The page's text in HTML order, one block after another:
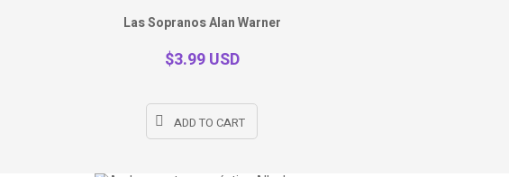
Las Sopranos Alan Warner
$3.99 USD
ADD TO CART